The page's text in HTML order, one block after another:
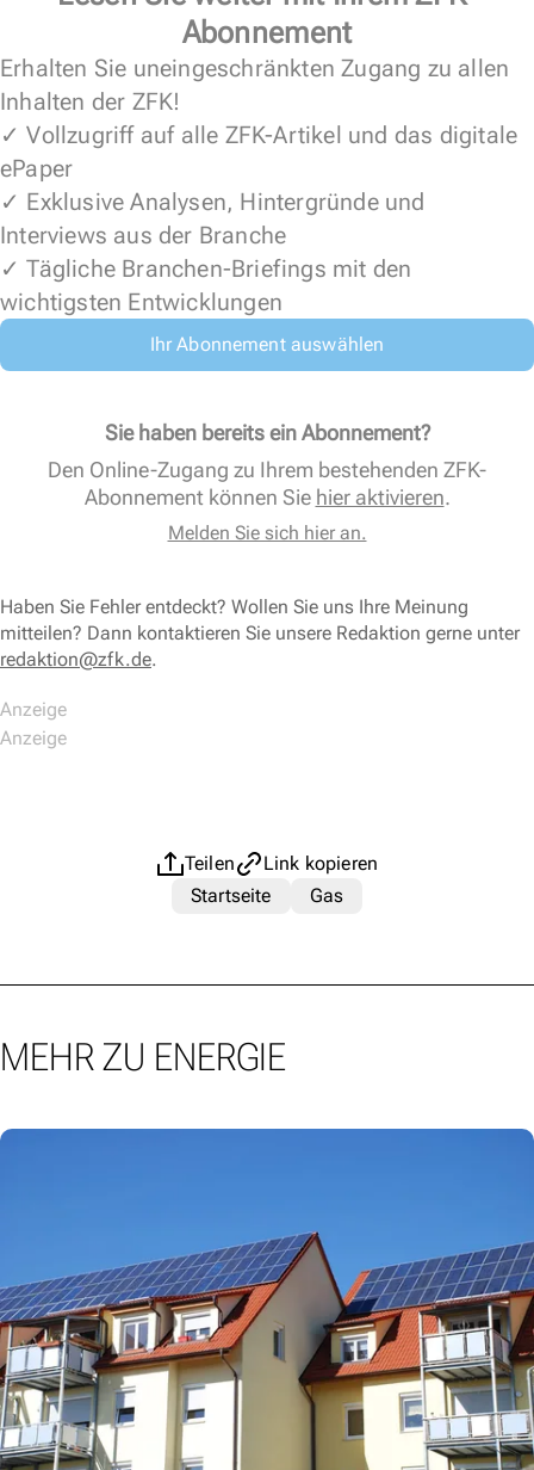
Abonnement
Erhalten Sie uneingeschränkten Zugang zu allen
Inhalten der ZFK!
✓ Vollzugriff auf alle ZFK-Artikel und das digitale
ePaper
✓ Exklusive Analysen, Hintergründe und
Interviews aus der Branche
✓ Tägliche Branchen-Briefings mit den
wichtigsten Entwicklungen
Ihr Abonnement auswählen
Sie haben bereits ein Abonnement?
Den Online-Zugang zu Ihrem bestehenden ZFK-
Abonnement können Sie hier aktivieren.
Melden Sie sich hier an.
Haben Sie Fehler entdeckt? Wollen Sie uns Ihre Meinung
mitteilen? Dann kontaktieren Sie unsere Redaktion gerne unter
redaktion@zfk.de.
Teilen
Link kopieren
Startseite
Gas
MEHR ZU ENERGIE